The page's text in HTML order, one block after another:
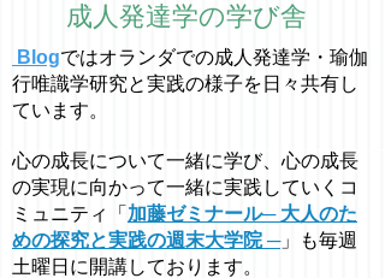
成人発達学の学び舎
Blogではオラ ンダでの成人発達学・ 瑜伽
行唯識学研究と実践の様子を日々共有し
ています。
心の成長について一緒に学び、心の成長
の実現に向かって一緒に実践していくコ
ミュニティ「 加藤ゼミナール─ 大人のた
めの探究と実践の週末大学院 ─」も毎週
土曜日に開講しております。